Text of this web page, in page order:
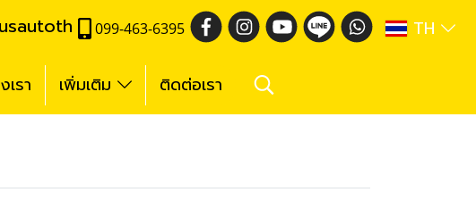
autoth 099-463-6395 TH
รา เพิ่มเติม ติดต่อเรา